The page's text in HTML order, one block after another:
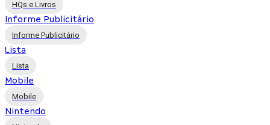
HQs e Livros
Informe Publicitário
Informe Publicitário
Lista
Lista
Mobile
Mobile
Nintendo